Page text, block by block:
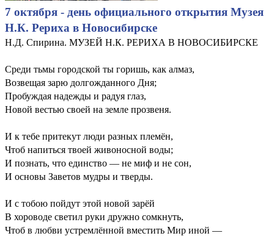
7 октября - день официального открытия Музея
Н.К. Рериха в Новосибирске
Н.Д. Спирина. МУЗЕЙ Н.К. РЕРИХА В НОВОСИБИРСКЕ
Среди тьмы городской ты горишь, как алмаз,
Возвещая зарю долгожданного Дня;
Пробуждая надежды и радуя глаз,
Новой вестью своей на земле прозвеня.
И к тебе притекут люди разных племён,
Чтоб напиться твоей живоносной воды;
И познать, что единство — не миф и не сон,
И основы Заветов мудры и тверды.
И с тобою пойдут этой новой зарёй
В хороводе светил руки дружно сомкнуть,
Чтоб в любви устремлённой вместить Мир иной —